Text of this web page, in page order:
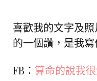
喜歡我的文字及
的一個讚，是我
FB： 算命的說我